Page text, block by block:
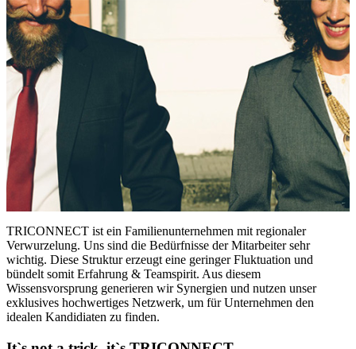
TRICONNECT ist ein Familienunternehmen mit regionaler
Verwurzelung. Uns sind die Bedürfnisse der Mitarbeiter sehr
wichtig. Diese Struktur erzeugt eine geringer Fluktuation und
bündelt somit Erfahrung & Teamspirit. Aus diesem
Wissensvorsprung generieren wir Synergien und nutzen unser
exklusives hochwertiges Netzwerk, um für Unternehmen den
idealen Kandidiaten zu finden.